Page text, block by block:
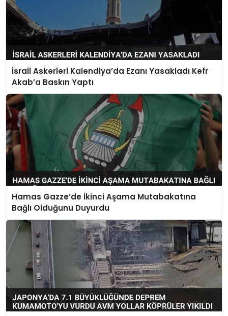
İsrail Askerleri Kalendiya’da Ezanı Yasakladı Kefr
Akab’a Baskın Yaptı
Hamas Gazze’de İkinci Aşama Mutabakatına
Bağlı Olduğunu Duyurdu